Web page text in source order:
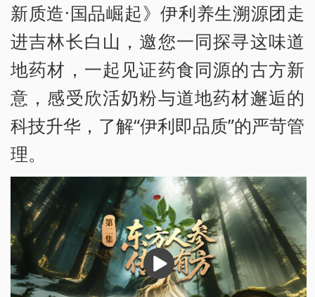
新质造·国品崛起》伊利养生溯源团走
进吉林长白山，邀您一同探寻这味道
地药材，一起见证药食同源的古方新
意，感受欣活奶粉与道地药材邂逅的
科技升华，了解“伊利即品质”的严苛管
理。
播
放